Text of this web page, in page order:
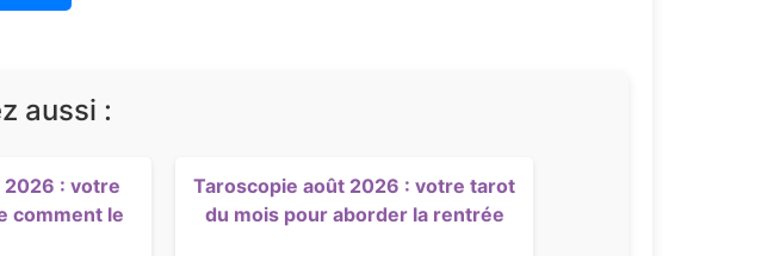
aussi :
: votre
comment le
Taroscopie août 2026 : votre tarot
du mois pour aborder la rentrée